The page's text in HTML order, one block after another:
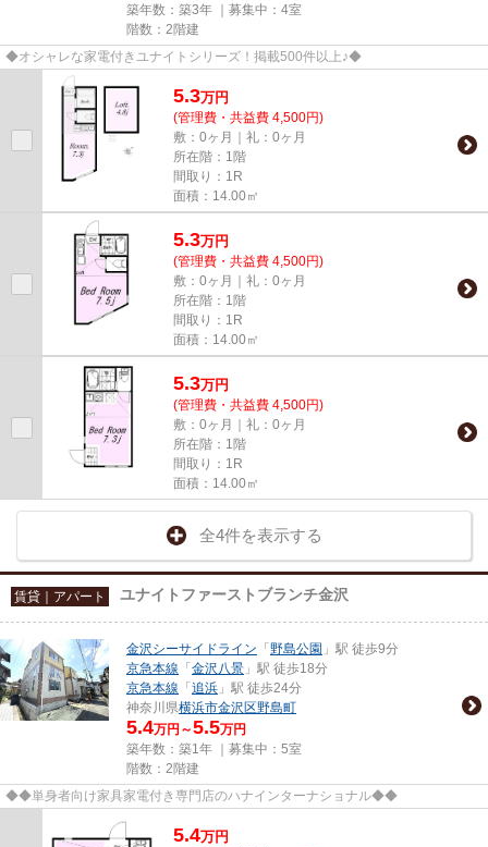
築年数：築3年 ｜募集中： 4室
階数：2階建
◆オシャレな家電付きユナイトシリーズ！掲載500件以上♪◆
5.3万円
(管理費・共益費 4,500円)
敷：0ヶ月｜礼：0ヶ月
所在階：1階
間取り：1R
面積：14.00㎡
5.3万円
(管理費・共益費 4,500円)
敷：0ヶ月｜礼：0ヶ月
所在階：1階
間取り：1R
面積：14.00㎡
5.3万円
(管理費・共益費 4,500円)
敷：0ヶ月｜礼：0ヶ月
所在階：1階
間取り：1R
面積：14.00㎡
全4件を表示する
賃貸｜アパート ユナイトファーストブランチ金沢
金沢シーサイドライン 「 野島公園 」駅 徒歩9分
京急本線 「 金沢八景 」駅 徒歩18分
京急本線 「 追浜 」駅 徒歩24分
神奈川県横浜市金沢区野島町
5.4万円～5.5万円
築年数：築1年 ｜募集中： 5室
階数：2階建
◆◆単身者向け家具家電付き専門店のハナインターナショナル◆◆
5.4万円